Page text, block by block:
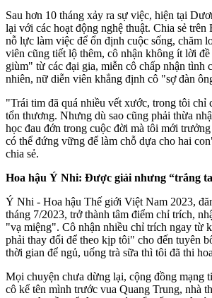
Sau hơn 10 tháng xảy ra sự việc, hiện tại
lại với các hoạt động nghệ thuật. Chia sẻ trên
nỗ lực làm việc để ổn định cuộc sống, chăm
viên cũng tiết lộ thêm, cô nhận không ít lời
giùm" từ các đại gia, miễn cô chấp nhận tình
nhiên, nữ diễn viên khẳng định cô "sợ đàn
"Trái tim đã quá nhiều vết xước, trong tôi chỉ
tổn thương. Nhưng dù sao cũng phải thừa
học đau đớn trong cuộc đời mà tôi mới
có thể đứng vững để làm chỗ dựa cho hai
chia sẻ.
Hoa hậu Ý Nhi: Được giải nhưng “trắng
Ý Nhi - Hoa hậu Thế giới Việt Nam 2023,
tháng 7/2023, trở thành tâm điểm chỉ trích,
"vạ miệng". Cô nhận nhiều chỉ trích ngay từ
phải thay đổi để theo kịp tôi" cho đến tuyên
thời gian để ngủ, uống trà sữa thì tôi đã thi
Mọi chuyện chưa dừng lại, cộng đồng mạng
cô kể tên mình trước vua Quang Trung, nhà